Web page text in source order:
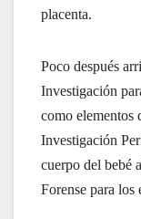
placenta.
Poco después
Investigación
como elementos
Investigación
cuerpo del bebé
Forense para los